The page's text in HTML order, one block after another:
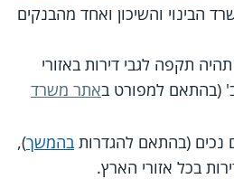
הבינוי והשיכון ואחד מהבנקים
הזכאות תהיה תקפה לגבי דירות באזורי
(בהתאם למפורט באתר משרד
בהמשך),
בכל אזורי הארץ.